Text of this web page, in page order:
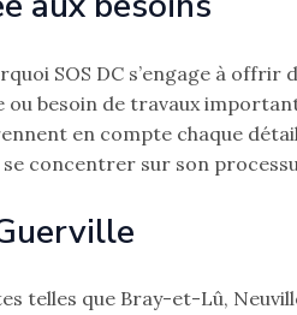
SOS DC s’engage à
besoin de travaux
en compte chaque
concentrer sur son
telles que Bray-et-Lû,